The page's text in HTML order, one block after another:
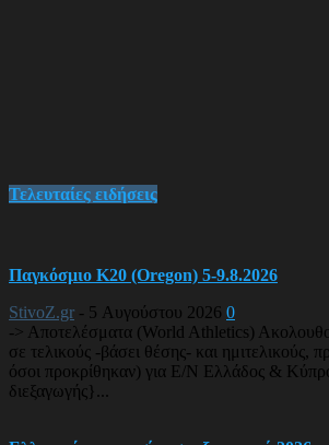
Τελευταίες ειδήσεις
Παγκόσμιο Κ20 (Oregon) 5-9.8.2026
StivoZ.gr - 5 Αυγούστου 2026 0
-> Αποτελέσματα (World Athletics)
σε τελικούς -βάσει θέσης- και ημιτελικούς,
όσοι προκρίθηκαν) για Ε/Ν Ελλάδος &
διεξαγωγής}...